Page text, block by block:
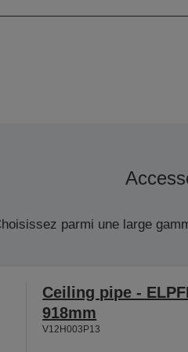
parmi une large
Ceiling pipe -
918mm
V12H003P13